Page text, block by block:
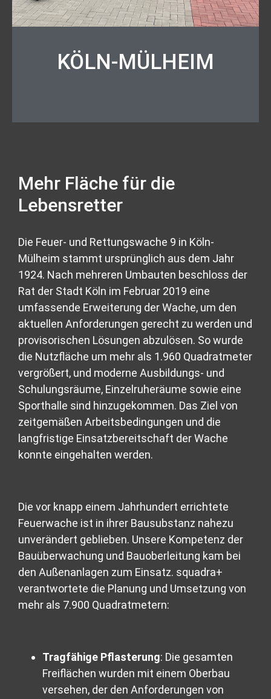
KÖLN-MÜLHEIM
Mehr Fläche für die
Lebensretter
Die Feuer- und Rettungswache 9 in Köln-
Mülheim stammt ursprünglich aus dem Jahr
1924. Nach mehreren Umbauten beschloss der
Rat der Stadt Köln im Februar 2019 eine
umfassende Erweiterung der Wache, um den
aktuellen Anforderungen gerecht zu werden und
provisorischen Lösungen abzulösen. So wurde
die Nutzfläche um mehr als 1.960 Quadratmeter
vergrößert, und moderne Ausbildungs- und
Schulungsräume, Einzelruheräume sowie eine
Sporthalle sind hinzugekommen. Das Ziel von
zeitgemäßen Arbeitsbedingungen und die
langfristige Einsatzbereitschaft der Wache
konnte eingehalten werden.
Die vor knapp einem Jahrhundert errichtete
Feuerwache ist in ihrer Bausubstanz nahezu
unverändert geblieben. Unsere Kompetenz der
Bauüberwachung und Bauoberleitung kam bei
den Außenanlagen zum Einsatz. squadra+
verantwortete die Planung und Umsetzung von
mehr als 7.900 Quadratmetern:
Tragfähige Pflasterung: Die gesamten
Freiflächen wurden mit einem Oberbau
versehen, der den Anforderungen von